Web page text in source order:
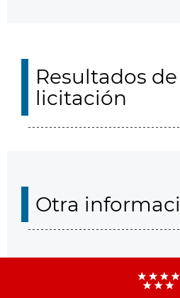
Resultados de
licitación
Otra